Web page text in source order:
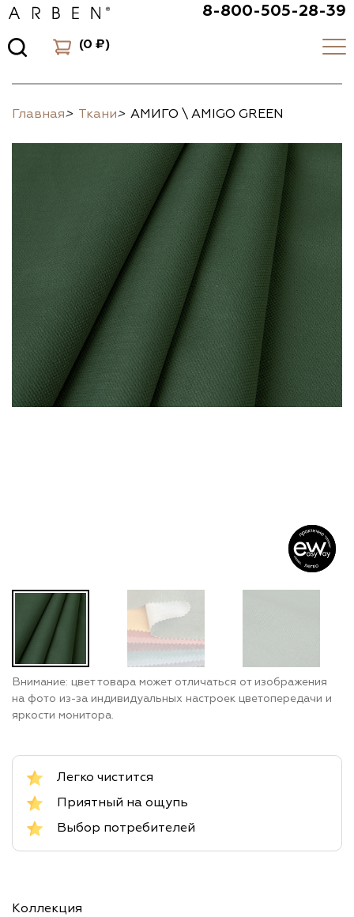
8-800-505-28-39
(0 ₽)
Главная> Ткани> АМИГО \ AMIGO GREEN
Внимание: цвет товара может отличаться от изображения
на фото из-за индивидуальных настроек цветопередачи и
яркости монитора.
Легко чистится
Приятный на ощупь
Выбор потребителей
Коллекция